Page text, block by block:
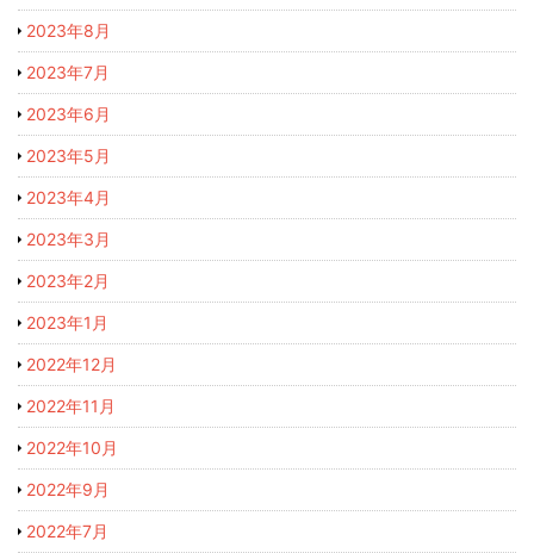
2023年8月
2023年7月
2023年6月
2023年5月
2023年4月
2023年3月
2023年2月
2023年1月
2022年12月
2022年11月
2022年10月
2022年9月
2022年7月